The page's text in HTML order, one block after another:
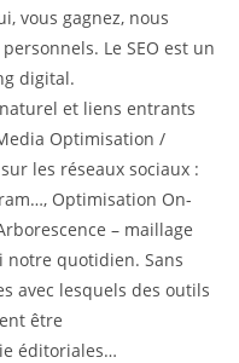
vous gagnez, nous
Le SEO est un
digital.
et liens entrants
Optimisation /
les réseaux sociaux :
Optimisation On-
– maillage
notre quotidien. Sans
avec lesquels des outils
être
éditoriales…